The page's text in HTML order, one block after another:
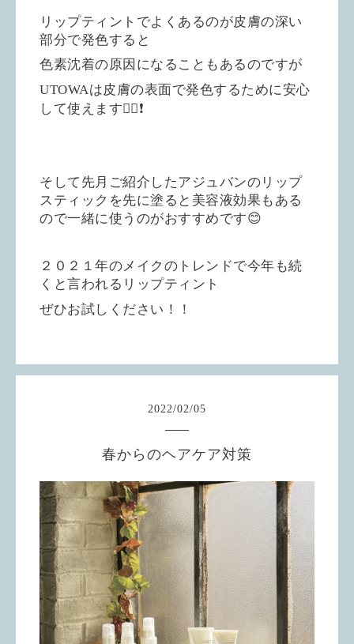
リップティントでよくあるのが皮膚の深い
部分で発色すると
色素沈着の原因になることもあるのですが
UTOWAは皮膚の表面で発色するために安心
して使えます🙆‍♀️❗️
そして先月ご紹介したアジュバンのリップ
スティックを先に塗ると美容液効果もある
ので一緒に使うのがおすすめです😊
２０２１年のメイクのトレンドで今年も続
くと言われるリップティント
ぜひお試しください！！
2022/02/05
春からのヘアケア対策